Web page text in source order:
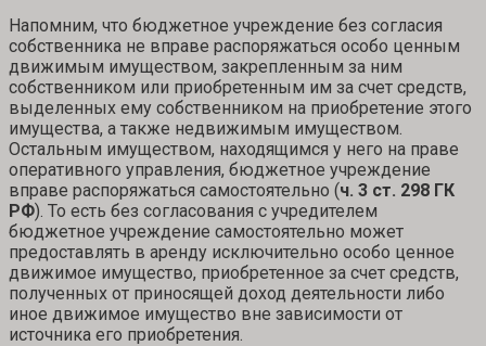
Напомним, что бюджетное учреждение без согласия
собственника не вправе распоряжаться особо ценным
движимым имуществом, закрепленным за ним
собственником или приобретенным им за счет средств,
выделенных ему собственником на приобретение этого
имущества, а также недвижимым имуществом.
Остальным имуществом, находящимся у него на праве
оперативного управления, бюджетное учреждение
вправе распоряжаться самостоятельно (ч. 3 ст. 298 ГК
РФ). То есть без согласования с учредителем
бюджетное учреждение самостоятельно может
предоставлять в аренду исключительно особо ценное
движимое имущество, приобретенное за счет средств,
полученных от приносящей доход деятельности либо
иное движимое имущество вне зависимости от
источника его приобретения.